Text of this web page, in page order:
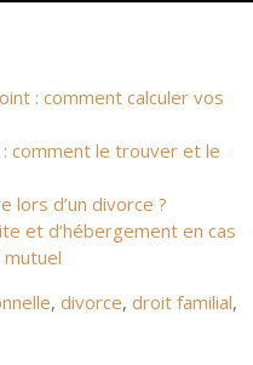
: comment calculer vos
comment le trouver et le
lors d’un divorce ?
et d’hébergement en cas
, divorce, droit familial,